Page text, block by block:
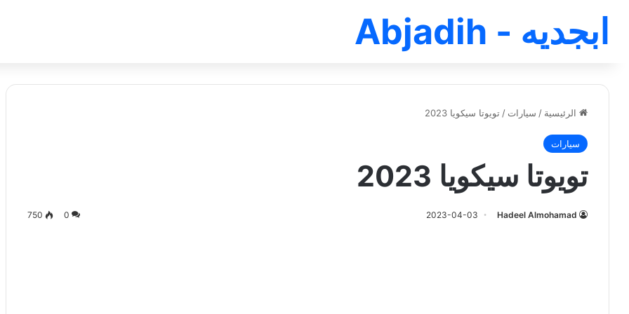
ابجديه - Abjadih
الرئيسية / سيارات / تويوتا سيكويا 2023
سيارات
تويوتا سيكويا 2023
Hadeel Almohamad
2023-04-03
0
750